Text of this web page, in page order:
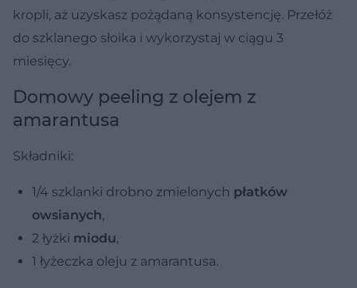
kropli, aż uzyskasz pożądaną konsystencję. Przełóż
do szklanego słoika i wykorzystaj w ciągu 3
miesięcy.
Domowy peeling z olejem z
amarantusa
Składniki:
1/4 szklanki drobno zmielonych płatków
owsianych,
2 łyżki miodu,
1 łyżeczka oleju z amarantusa.